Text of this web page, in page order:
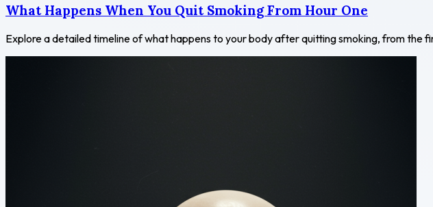
What Happens When You Quit Smoking From Hour One
Explore a detailed timeline of what happens to your body after quitting smoking, from